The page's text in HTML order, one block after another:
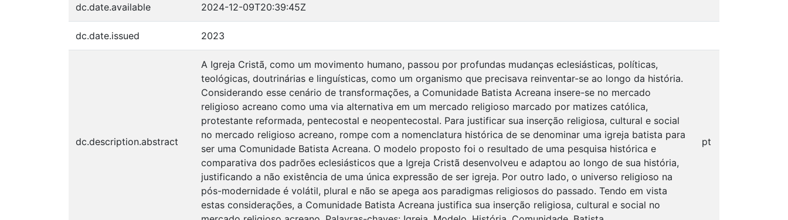
dc.date.available 2024-12-09T20:39:45Z
dc.date.issued 2023
dc.description.abstract
A Igreja Cristã, como um movimento humano, passou por profundas mudanças eclesiásticas, políticas,
teológicas, doutrinárias e linguísticas, como um organismo que precisava reinventar-se ao longo da história.
Considerando esse cenário de transformações, a Comunidade Batista Acreana insere-se no mercado
religioso acreano como uma via alternativa em um mercado religioso marcado por matizes católica,
protestante reformada, pentecostal e neopentecostal. Para justificar sua inserção religiosa, cultural e social
no mercado religioso acreano, rompe com a nomenclatura histórica de se denominar uma igreja batista para
ser uma Comunidade Batista Acreana. O modelo proposto foi o resultado de uma pesquisa histórica e
comparativa dos padrões eclesiásticos que a Igreja Cristã desenvolveu e adaptou ao longo de sua história,
justificando a não existência de uma única expressão de ser igreja. Por outro lado, o universo religioso na
pós-modernidade é volátil, plural e não se apega aos paradigmas religiosos do passado. Tendo em vista
estas considerações, a Comunidade Batista Acreana justifica sua inserção religiosa, cultural e social no
pt